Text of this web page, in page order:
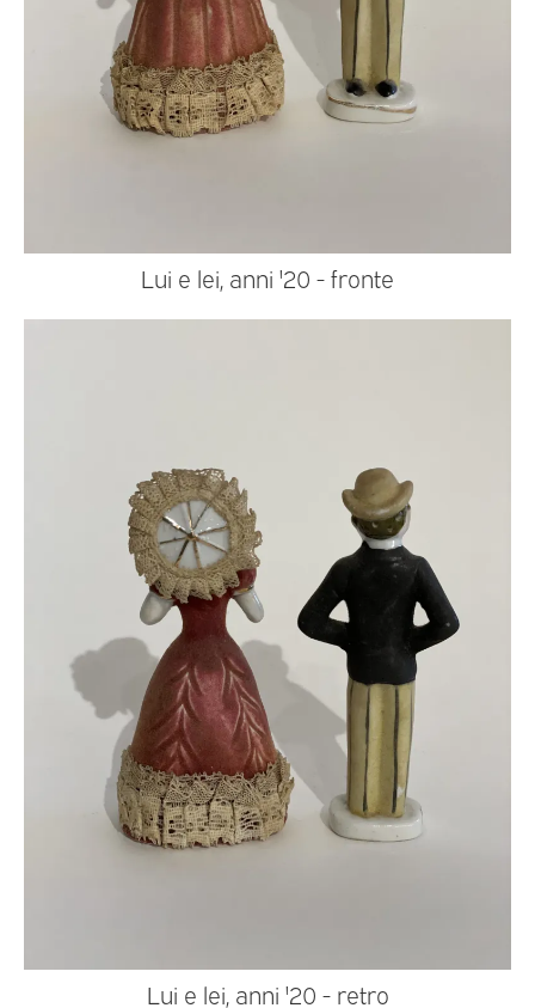
Lui e lei, anni '20 - fronte
Lui e lei, anni '20 - retro